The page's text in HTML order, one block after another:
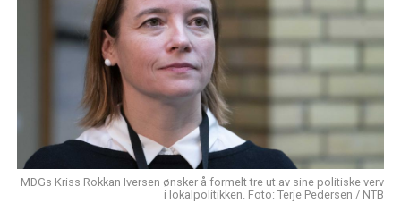
MDGs Kriss Rokkan Iversen ønsker å formelt tre ut av sine politiske verv
i lokalpolitikken. Foto: Terje Pedersen / NTB